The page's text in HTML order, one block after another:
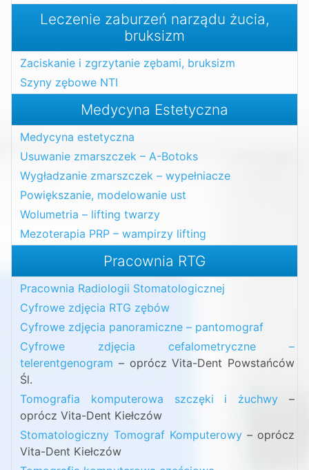
Leczenie zaburzeń narządu żucia,
bruksizm
Zaciskanie i zgrzytanie zębami, bruksizm
Szyny zębowe NTI
Medycyna Estetyczna
Medycyna estetyczna
Usuwanie zmarszczek – A-Botoks
Wygładzanie zmarszczek – wypełniacze
Powiększanie, modelowanie ust
Wolumetria – lifting twarzy
Mezoterapia PRP – wampirzy lifting
Pracownia RTG
Pracownia Radiologii Stomatologicznej
Cyfrowe zdjęcia RTG zębów
Cyfrowe zdjęcia panoramiczne – pantomograf
Cyfrowe zdjęcia cefalometryczne –
telerentgenogram – oprócz Vita-Dent Powstańców
Śl.
Tomografia komputerowa szczęki i żuchwy –
oprócz Vita-Dent Kiełczów
Stomatologiczny Tomograf Komputerowy – oprócz
Vita-Dent Kiełczów